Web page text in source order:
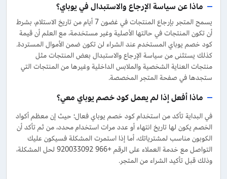
ماذا عن سياسة الإرجاع والاستبدال في يوباي؟
يسمح المتجر بإرجاع المنتجات في غضون 7 أيام من تاريخ الاستلام، بشرط
أن تكون المنتجات في حالتها الأصلية وغير مستخدمة، مع العلم أن قيمة
كود خصم يوباي المستخدم عند الشراء لن تكون ضمن الأموال المستردة.
كذلك يستثنى من سياسة الإرجاع والاستبدال بعض المنتجات مثل
منتجات العناية الشخصية والملابس الداخلية وغيرها من المنتجات التي
ستجدها في صفحة المتجر المخصصة.
ماذا أفعل إذا لم يعمل كود خصم يوباي معي؟
في البداية تأكد من استخدام كود خصم يوباي فعال؛ حيث إن معظم أكواد
الخصم يكون لها تاريخ انتهاء أو عدد مرات استخدام محدد، من ثم تأكد أن
الكوبون مناسب لمشترياتك، أما إذا استمرت المشكلة فسيكون عليك
التواصل مع خدمة العملاء على الرقم +966 920033092 لحل المشكلة،
وذلك قبل تأكيد الشراء من المتجر.